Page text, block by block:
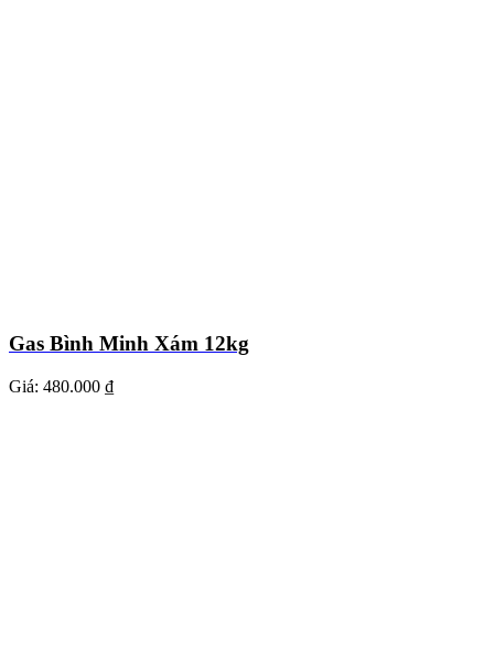
Gas Bình Minh Xám 12kg
Giá: 480.000 ₫